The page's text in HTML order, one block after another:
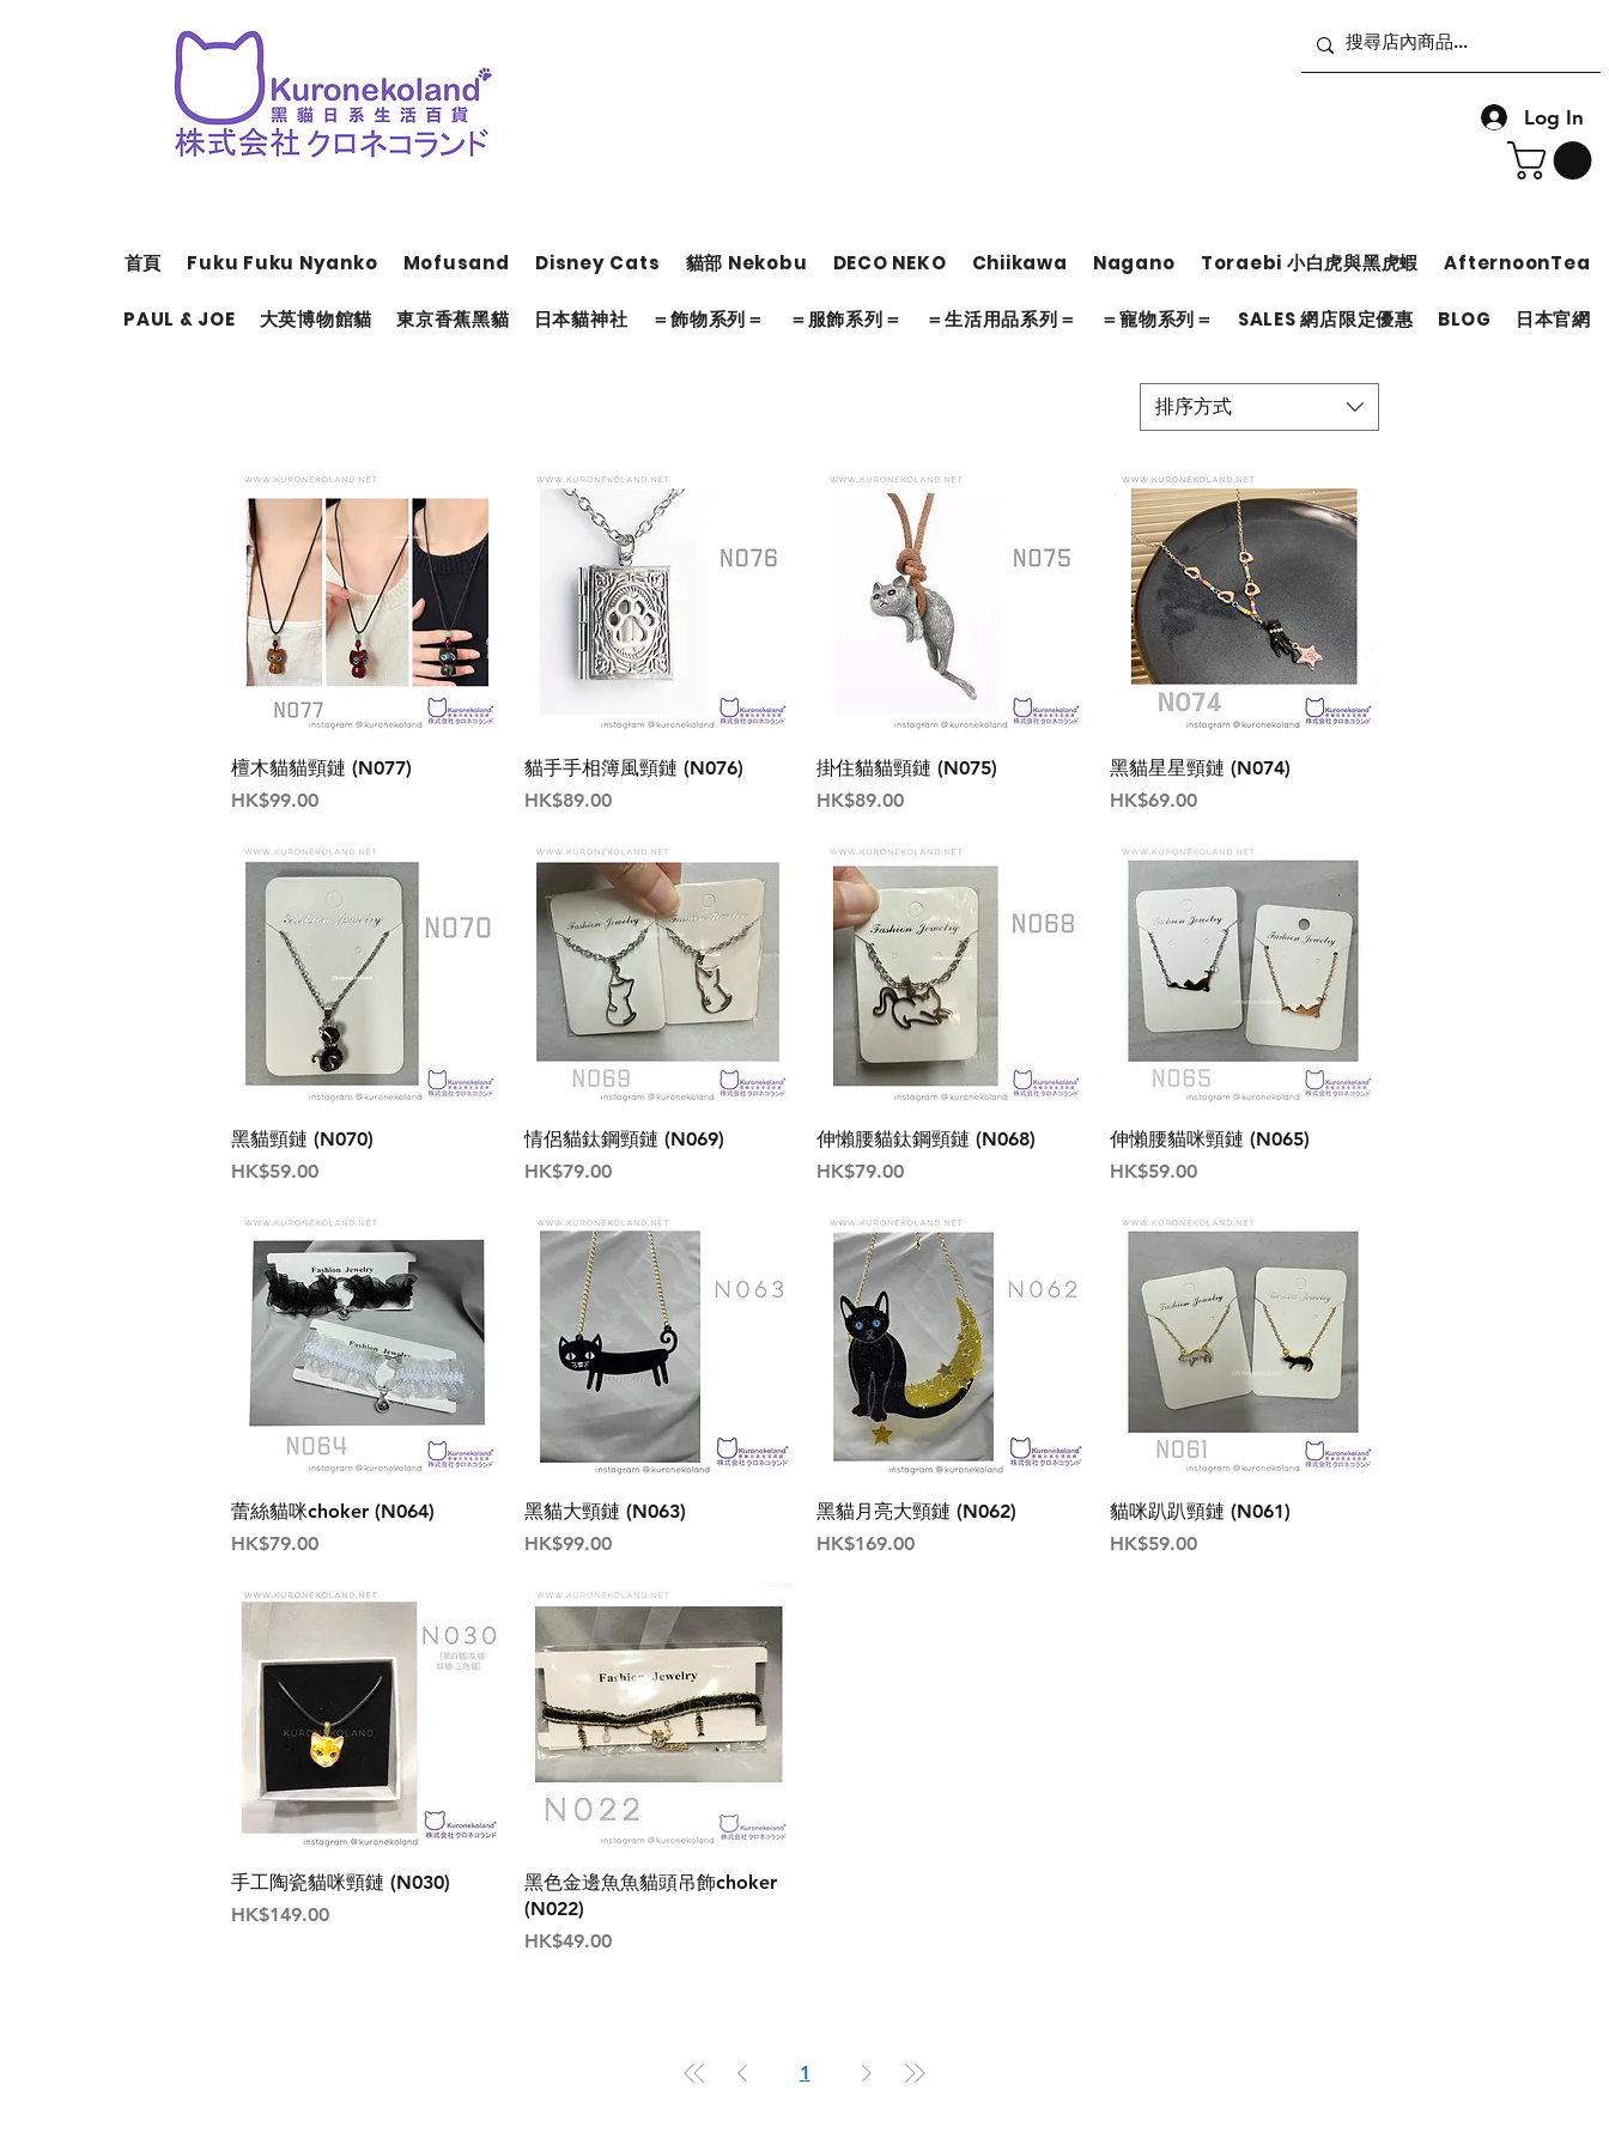
Log In
首頁 Fuku Fuku Nyanko Mofusand Disney Cats 貓部 Nekobu DECO NEKO Chiikawa Nagano Toraebi 小白虎與黑虎蝦 AfternoonTea
PAUL & JOE 大英博物館貓 東京香蕉黑貓 日本貓神社 ＝飾物系列＝ ＝服飾系列＝ ＝生活用品系列＝ ＝寵物系列＝ SALES 網店限定優惠 BLOG 日本官網
排序方式
檀木貓貓頸鏈 (N077)
價格
HK$99.00
貓手手相簿風頸鏈 (N076)
價格
HK$89.00
掛住貓貓頸鏈 (N075)
價格
HK$89.00
黑貓星星頸鏈 (N074)
價格
HK$69.00
黑貓頸鏈 (N070)
價格
HK$59.00
情侶貓鈦鋼頸鏈 (N069)
價格
HK$79.00
伸懶腰貓鈦鋼頸鏈 (N068)
價格
HK$79.00
伸懶腰貓咪頸鏈 (N065)
價格
HK$59.00
蕾絲貓咪choker (N064)
價格
HK$79.00
黑貓大頸鏈 (N063)
價格
HK$99.00
黑貓月亮大頸鏈 (N062)
價格
HK$169.00
貓咪趴趴頸鏈 (N061)
價格
HK$59.00
手工陶瓷貓咪頸鏈 (N030)
價格
HK$149.00
黑色金邊魚魚貓頭吊飾choker
(N022)
價格
HK$49.00
1